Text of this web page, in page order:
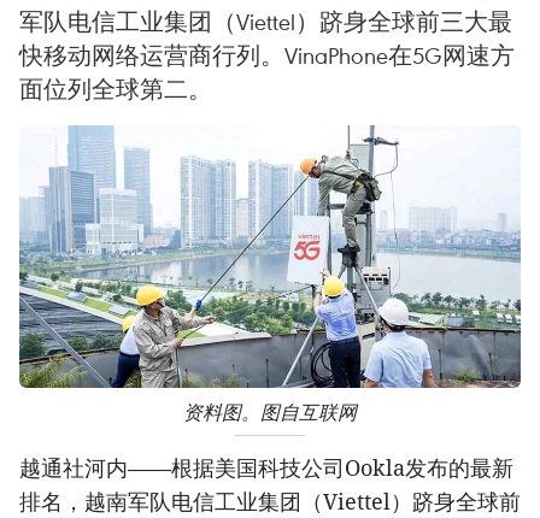
军队电信工业集团（Viettel）跻身全球前三大最
快移动网络运营商行列。VinaPhone在5G网速方
面位列全球第二。
资料图。图自互联网
越通社河内——根据美国科技公司Ookla发布的最新
排名，越南军队电信工业集团（Viettel）跻身全球前